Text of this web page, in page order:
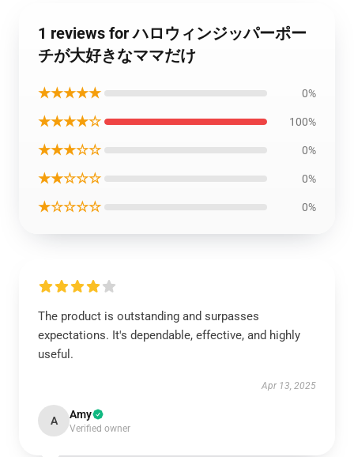
1 reviews for ハロウィンジッパーポー
チが大好きなママだけ
★★★★★ 0%
★★★★☆ 100%
★★★☆☆ 0%
★★☆☆☆ 0%
★☆☆☆☆ 0%
The product is outstanding and surpasses
expectations. It's dependable, effective, and highly
useful.
Apr 13, 2025
A Amy
Verified owner